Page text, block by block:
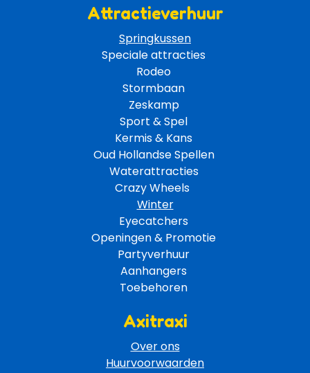
Attractieverhuur
Springkussen
Speciale attracties
Rodeo
Stormbaan
Zeskamp
Sport & Spel
Kermis & Kans
Oud Hollandse Spellen
Waterattracties
Crazy Wheels
Winter
Eyecatchers
Openingen & Promotie
Partyverhuur
Aanhangers
Toebehoren
Axitraxi
Over ons
Huurvoorwaarden